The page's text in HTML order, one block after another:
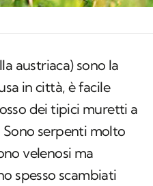
austriaca) sono la
in città, è facile
dei tipici muretti a
Sono serpenti molto
velenosi ma
spesso scambiati